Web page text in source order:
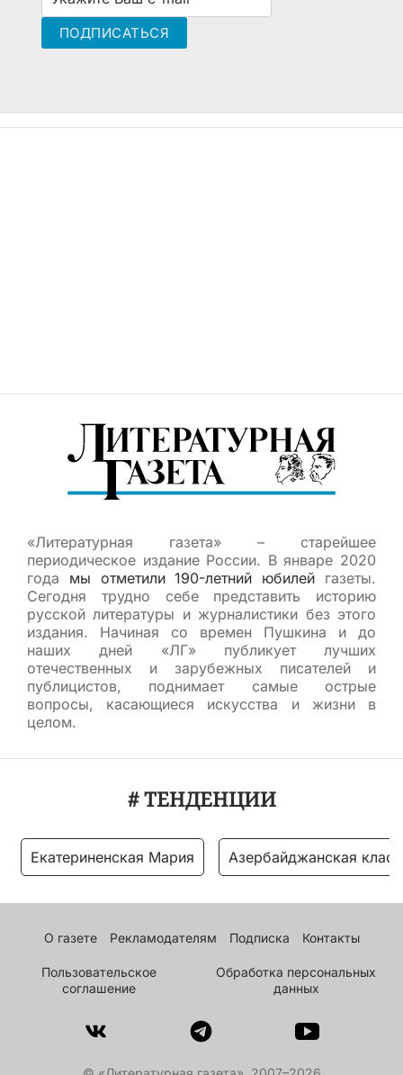
«Литературная газета» – старейшее
периодическое издание России. В январе 2020
года мы отметили 190-летний юбилей газеты.
Сегодня трудно себе представить историю
русской литературы и журналистики без этого
издания. Начиная со времен Пушкина и до
наших дней «ЛГ» публикует лучших
отечественных и зарубежных писателей и
публицистов, поднимает самые острые
вопросы, касающиеся искусства и жизни в
целом.
# ТЕНДЕНЦИИ
Екатериненская Мария Азербайджанская
О газете Рекламодателям Подписка Контакты
Пользовательское
соглашение
Обработка персональных
данных